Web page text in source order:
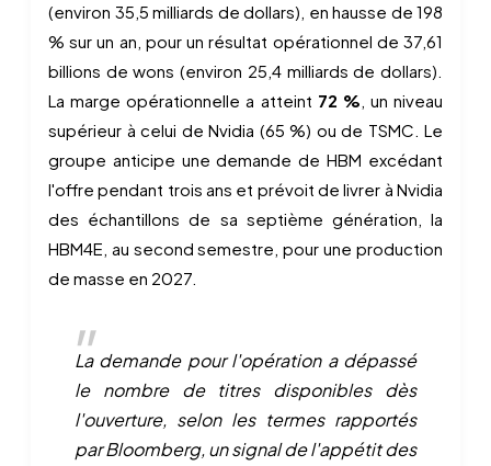
(environ 35,5 milliards de dollars), en hausse de 198
% sur un an, pour un résultat opérationnel de 37,61
billions de wons (environ 25,4 milliards de dollars).
La marge opérationnelle a atteint 72 %, un niveau
supérieur à celui de Nvidia (65 %) ou de TSMC. Le
groupe anticipe une demande de HBM excédant
l'offre pendant trois ans et prévoit de livrer à Nvidia
des échantillons de sa septième génération, la
HBM4E, au second semestre, pour une production
de masse en 2027.
La demande pour l'opération a dépassé
le nombre de titres disponibles dès
l'ouverture, selon les termes rapportés
par Bloomberg, un signal de l'appétit des